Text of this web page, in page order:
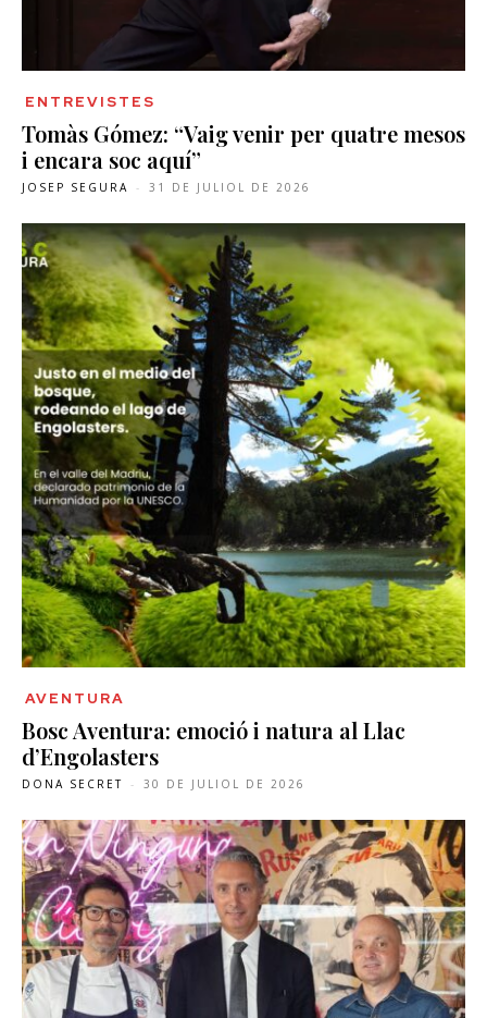
ENTREVISTES
Tomàs Gómez: “Vaig venir per quatre mesos
i encara soc aquí”
JOSEP SEGURA - 31 DE JULIOL DE 2026
AVENTURA
Bosc Aventura: emoció i natura al Llac
d’Engolasters
DONA SECRET - 30 DE JULIOL DE 2026